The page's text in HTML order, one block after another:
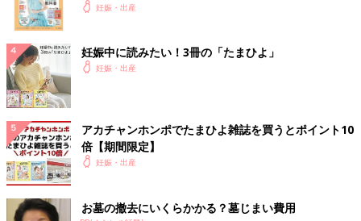
妊娠・出産
妊娠中に読みたい！3冊の「たまひよ」
妊娠・出産
アカチャンホンポでたまひよ雑誌を買うとポイント10
倍【期間限定】
妊娠・出産
お墓の撤去にいくらかかる？墓じまい費用